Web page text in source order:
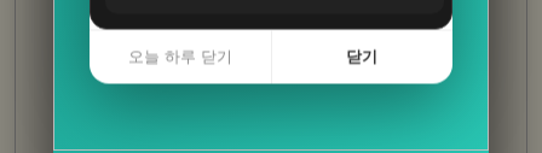
오늘 하루 닫기 닫기